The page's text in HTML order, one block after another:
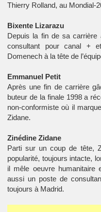
Thierry Rolland, au Mondial-
Bixente Lizarazu
Depuis la fin de sa
consultant pour canal +
Domenech à la tête de
Emmanuel Petit
Après une fin de carrière
buteur de la finale 1998 a
non-conformiste où il
Zidane.
Zinédine Zidane
Parti sur un coup de tête,
popularité, toujours intacte,
il mêle oeuvre humanitaire
aussi un poste de
toujours à Madrid.